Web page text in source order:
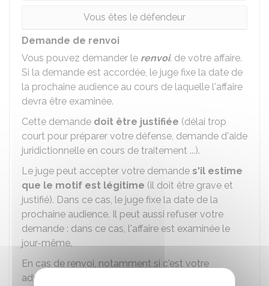
Vous êtes le défendeur
Demande de renvoi
Vous pouvez demander le renvoi. de votre affaire.
Si la demande est accordée, le juge fixe la date de
la prochaine audience au cours de laquelle l'affaire
devra être examinée.
Cette demande doit être justifiée (délai trop
court pour préparer votre défense, demande d'aide
juridictionnelle en cours de traitement ...).
Le juge peut accepter votre demande s'il estime
que le motif est légitime (il doit être grave et
justifié). Dans ce cas, le juge fixe la date de la
prochaine audience. Il peut aussi refuser votre
demande : dans ce cas, l'affaire est examinée le
jour-même.
En cas de renvoi, notamment si c'est votre
adversaire qui l'a demandé, vous pouvez